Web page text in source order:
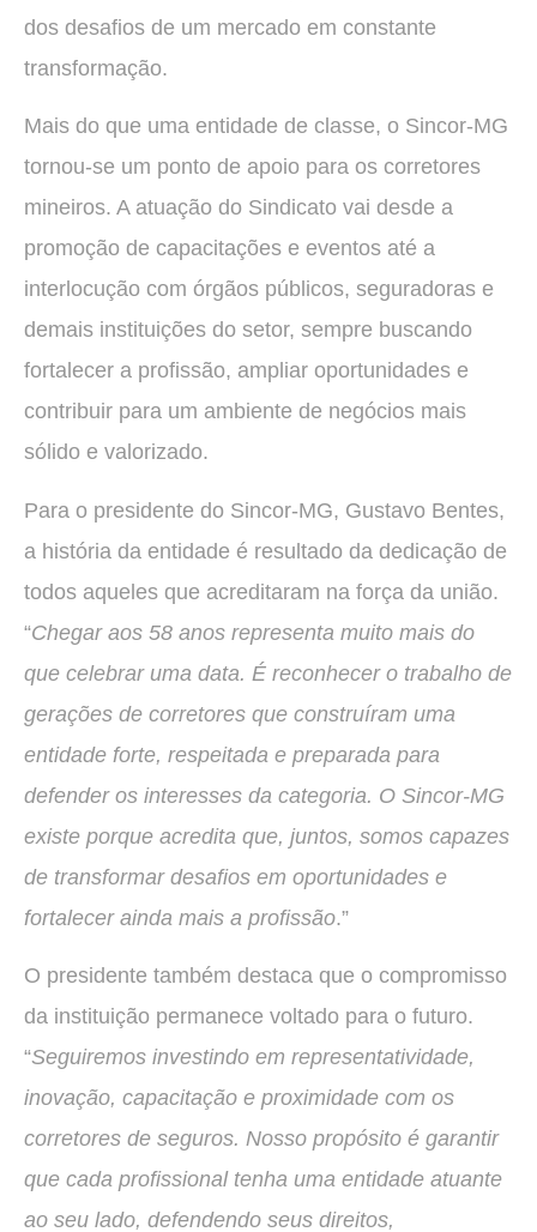
dos desafios de um mercado em constante
transformação.
Mais do que uma entidade de classe, o Sincor-MG
tornou-se um ponto de apoio para os corretores
mineiros. A atuação do Sindicato vai desde a
promoção de capacitações e eventos até a
interlocução com órgãos públicos, seguradoras e
demais instituições do setor, sempre buscando
fortalecer a profissão, ampliar oportunidades e
contribuir para um ambiente de negócios mais
sólido e valorizado.
Para o presidente do Sincor-MG, Gustavo Bentes,
a história da entidade é resultado da dedicação de
todos aqueles que acreditaram na força da união.
“Chegar aos 58 anos representa muito mais do
que celebrar uma data. É reconhecer o trabalho de
gerações de corretores que construíram uma
entidade forte, respeitada e preparada para
defender os interesses da categoria. O Sincor-MG
existe porque acredita que, juntos, somos capazes
de transformar desafios em oportunidades e
fortalecer ainda mais a profissão.”
O presidente também destaca que o compromisso
da instituição permanece voltado para o futuro.
“Seguiremos investindo em representatividade,
inovação, capacitação e proximidade com os
corretores de seguros. Nosso propósito é garantir
que cada profissional tenha uma entidade atuante
ao seu lado, defendendo seus direitos,